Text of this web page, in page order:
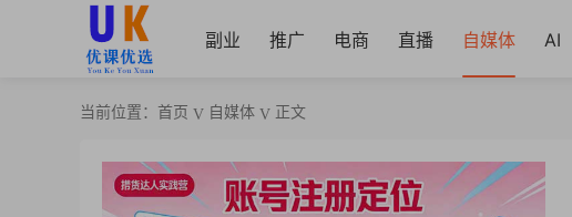
副业 推广 电商 直播 自媒体 AI
当前位置： 首页 自媒体 正文